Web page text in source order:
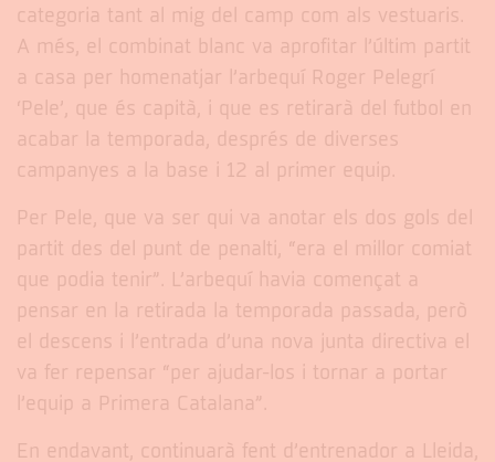
categoria tant al mig del camp com als vestuaris.
A més, el combinat blanc va aprofitar l’últim partit
a casa per homenatjar l’arbequí Roger Pelegrí
‘Pele’, que és capità, i que es retirarà del futbol en
acabar la temporada, després de diverses
campanyes a la base i 12 al primer equip.
Per Pele, que va ser qui va anotar els dos gols del
partit des del punt de penalti, “era el millor comiat
que podia tenir”. L’arbequí havia començat a
pensar en la retirada la temporada passada, però
el descens i l’entrada d’una nova junta directiva el
va fer repensar “per ajudar-los i tornar a portar
l’equip a Primera Catalana”.
En endavant, continuarà fent d’entrenador a Lleida,